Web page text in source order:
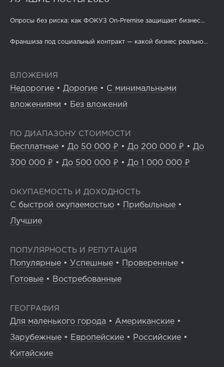
Опросы без риска: как ФОКУЗ On-Premise защищает бизнес...
Франшиза под социальный контракт — какой бизнес реально...
ВЛОЖЕНИЯ
Недорогие • Дорогие • С минимальными
вложениями • Без вложений
ПО ДИАПАЗОНУ СТОИМОСТИ
Бесплатные • До 50 000 ₽ • До 200 000 ₽ • До
300 000 ₽ • До 500 000 ₽ • До 1 000 000 ₽
ОКУПАЕМОСТЬ И ДОХОДНОСТЬ
С быстрой окупаемостью • Прибыльные •
Лучшие
ПОПУЛЯРНОСТЬ И РЕПУТАЦИЯ
Популярные • Успешные • Проверенные •
Готовые • Востребованные
ГЕОГРАФИЯ
Для маленького города • Американские •
Зарубежные • Европейские • Российские •
Китайские